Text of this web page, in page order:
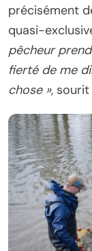
précisément
quasi-
pêcheur
fierté de me
chose », sourit